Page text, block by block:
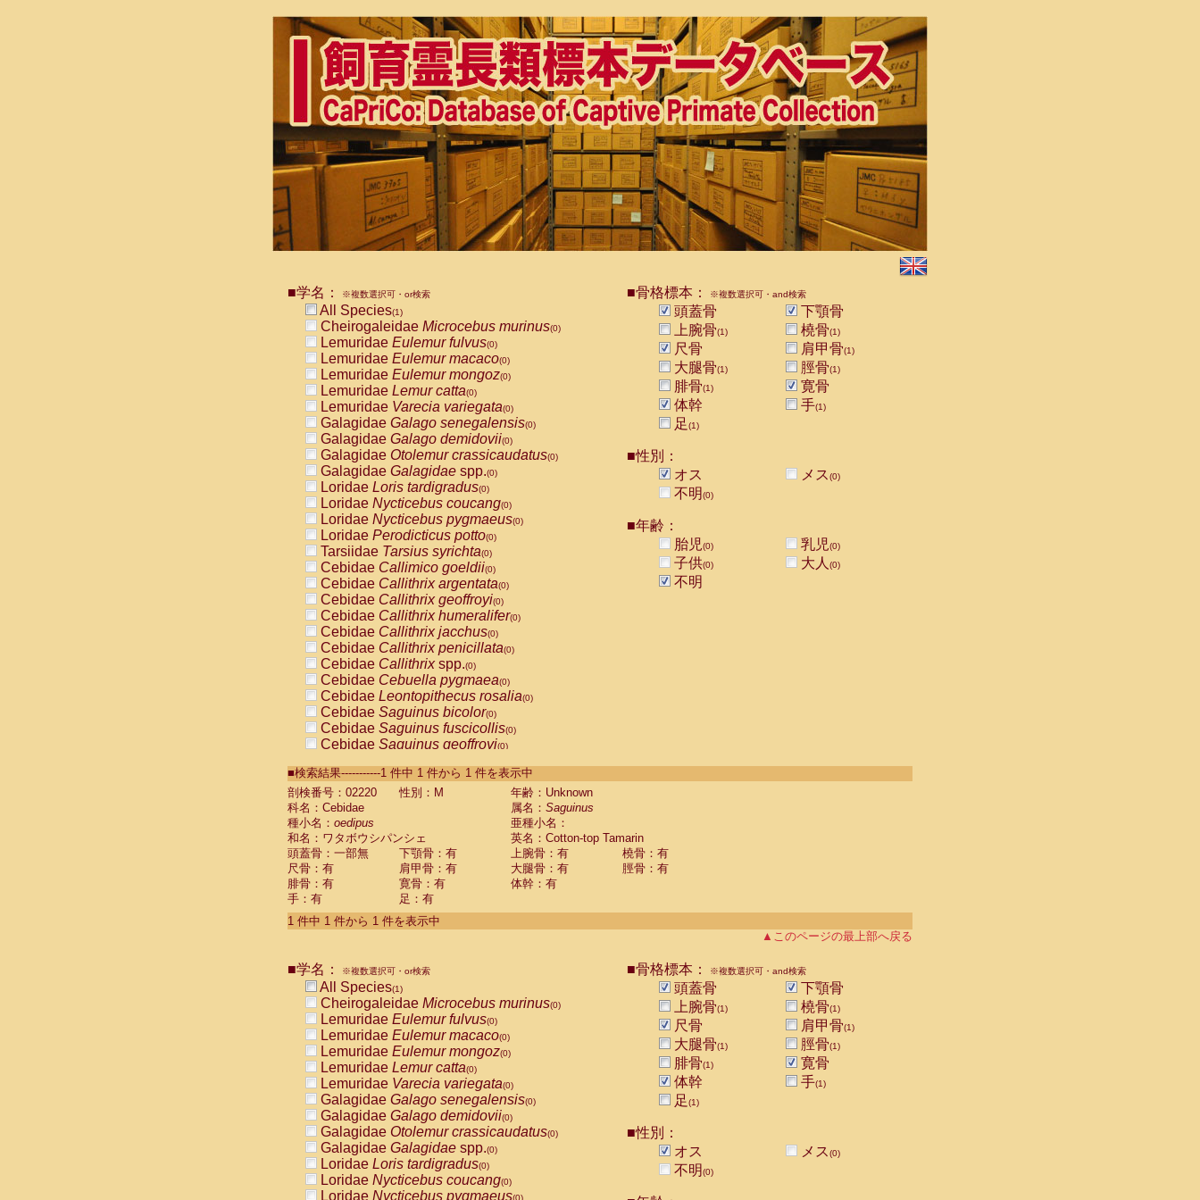
■学名： ※複数選択可・or検索
All Species(1)
Cheirogaleidae Microcebus murinus(0)
Lemuridae Eulemur fulvus(0)
Lemuridae Eulemur macaco(0)
Lemuridae Eulemur mongoz(0)
Lemuridae Lemur catta(0)
Lemuridae Varecia variegata(0)
Galagidae Galago senegalensis(0)
Galagidae Galago demidovii(0)
Galagidae Otolemur crassicaudatus(0)
Galagidae Galagidae spp.(0)
Loridae Loris tardigradus(0)
Loridae Nycticebus coucang(0)
Loridae Nycticebus pygmaeus(0)
Loridae Perodicticus potto(0)
Tarsiidae Tarsius syrichta(0)
Cebidae Callimico goeldii(0)
Cebidae Callithrix argentata(0)
Cebidae Callithrix geoffroyi(0)
Cebidae Callithrix humeralifer(0)
Cebidae Callithrix jacchus(0)
Cebidae Callithrix penicillata(0)
Cebidae Callithrixspp.(0)
Cebidae Cebuella pygmaea(0)
Cebidae Leontopithecus rosalia(0)
Cebidae Saguinus bicolor(0)
Cebidae Saguinus fuscicollis(0)
Cebidae Saguinus geoffroyi(0)
CebidaeSaguinus labiatus(0)
Cebidae Saguinus leucopus (0)
Cebidae
Cebidae
CebidaeSaguinus nigricollis (0)
Cebidae Saguinus oedipus
Cebidae Saguinus weddelli
Cebidae Saguinusspp.
Cebidae Aotus trivirgatus
Cebidae Cebus albifrons
CebidaeCebus nigrivittatus
CebidaeCebus
CebidaeSaimiri boliviensis(0)
CebidaeSaimiri sciureus(0)
AtelidaeAlouatta caraya(0)
AtelidaeAlouatta fusca(0)
AtelidaeAlouatta seniculus
AtelidaeAlouattaspp.(0)
AtelidaeAteles belzebuth(0)
AtelidaeAteles geoffroyi(0)
AtelidaeAteles paniscus(0)
AtelidaeAtelesspp.(0)
Atelidae Lagothrix lagothricha
AtelidaeLagothrix lagothricha cana
PitheciidaeCacajao calvus rubicundus
■骨格標本： ※複数選択可・and検索
頭蓋骨
下顎骨
上腕骨(1) 橈骨(1)
尺骨 肩甲骨(1)
大腿骨(1) 脛骨(1)
腓骨(1)
寛骨
体幹
手(1)
足(1)
■性別：
オス
メス(0)
不明(0)
■年齢：
胎児(0) 乳児(0)
子供(0) 大人 (0)
不明
■検索結果-----------1 件中 1 件から 1 件を表示中
剖検番号：02220
性別：M
年齢：Unknown
科名：Cebidae
属名： Saguinus
種小名： oedipus
亜種小名：
和名：ワタボウシパンシェ
英名：Cotton-top Tamarin
頭蓋骨：一部無
下顎骨：有 上腕骨：有
橈骨：有
尺骨：有
肩甲骨：有 大腿骨：有
脛骨：有
腓骨：有
寛骨：有
体幹：有
手：有
足：有
1 件中 1 件から 1 件を表示中
▲このページの最上部へ戻る
■学名： ※複数選択可・or検索
All Species(1)
Cheirogaleidae Microcebus murinus(0)
Lemuridae Eulemur fulvus(0)
Lemuridae Eulemur macaco(0)
Lemuridae Eulemur mongoz(0)
Lemuridae Lemur catta(0)
Lemuridae Varecia variegata(0)
Galagidae Galago senegalensis(0)
Galagidae Galago demidovii(0)
Galagidae Otolemur crassicaudatus(0)
Galagidae Galagidae spp.(0)
Loridae Loris tardigradus(0)
Loridae Nycticebus coucang(0)
Loridae Nycticebus pygmaeus(0)
■骨格標本： ※複数選択可・and検索
頭蓋骨
下顎骨
上腕骨(1) 橈骨(1)
尺骨 肩甲骨(1)
大腿骨(1) 脛骨(1)
腓骨(1)
寛骨
体幹
手(1)
足(1)
■性別：
オス
メス(0)
不明(0)